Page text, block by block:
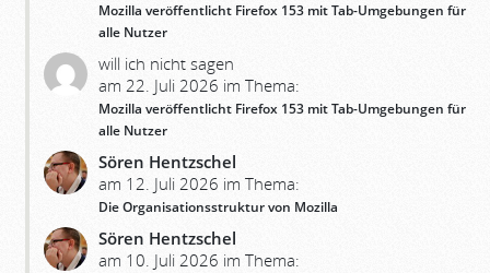
Mozilla veröffentlicht Firefox 153 mit Tab-Umgebungen für
alle Nutzer
will ich nicht sagen
am 22. Juli 2026 im Thema:
Mozilla veröffentlicht Firefox 153 mit Tab-Umgebungen für
alle Nutzer
Sören Hentzschel
am 12. Juli 2026 im Thema:
Die Organisationsstruktur von Mozilla
Sören Hentzschel
am 10. Juli 2026 im Thema: